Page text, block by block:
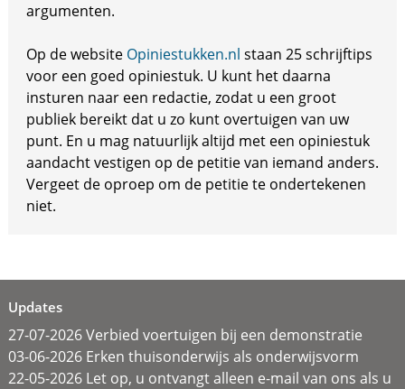
argumenten.
Op de website Opiniestukken.nl staan 25 schrijftips
voor een goed opiniestuk. U kunt het daarna
insturen naar een redactie, zodat u een groot
publiek bereikt dat u zo kunt overtuigen van uw
punt. En u mag natuurlijk altijd met een opiniestuk
aandacht vestigen op de petitie van iemand anders.
Vergeet de oproep om de petitie te ondertekenen
niet.
Updates
27-07-2026 Verbied voertuigen bij een demonstratie
03-06-2026 Erken thuisonderwijs als onderwijsvorm
22-05-2026 Let op, u ontvangt alleen e-mail van ons als u